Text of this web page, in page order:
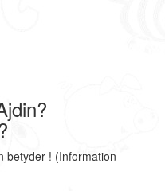
betyder ! (Information